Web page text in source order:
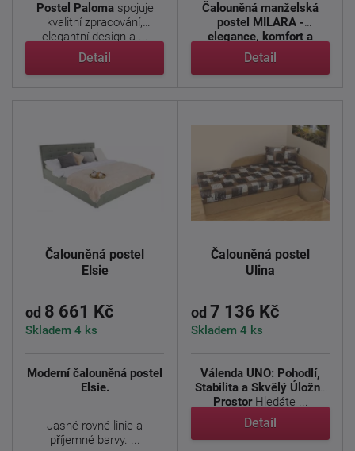
Postel Palomaspojuje
kvalitní zpracování,
elegantní design a ...
Detail
Čalouněná manželská
postel MILARA -
elegance, komfort a
chytré úložné ...
Detail
Čalouněná postel
Elsie
od 8 661 Kč
Skladem 4 ks
Moderní čalouněná postel
Elsie.
Jasné rovné linie a
příjemné barvy. ...
Čalouněná postel
Ulina
od 7 136 Kč
Skladem 4 ks
Válenda UNO: Pohodlí,
Stabilita a Skvělý Úložný
Prostor Hledáte ...
Detail